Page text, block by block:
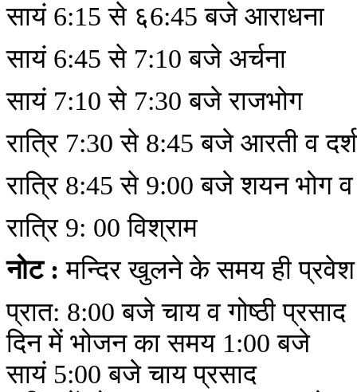
सायं 6:15 से ६6:45 बजे आराधना
सायं 6:45 से 7:10 बजे अर्चना
सायं 7:10 से 7:30 बजे राजभोग
रात्रि 7:30 से 8:45 बजे आरती व
रात्रि 8:45 से 9:00 बजे शयन भोग व
रात्रि 9: 00 विश्राम
नोट : मन्दिर खुलने के समय ही
प्रात: 8:00 बजे चाय व गोष्ठी प्रसाद
दिन में भोजन का समय 1:00 बजे
सायं 5:00 बजे चाय प्रसाद